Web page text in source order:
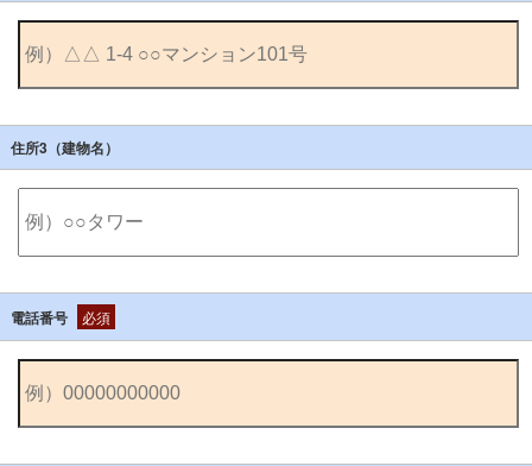
住所3（建物名）
電話番号 必須